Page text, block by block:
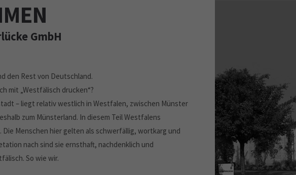
GmbH
den Rest von Deutschland.
mit „Westfälisch drucken“?
– liegt relativ westlich in Westfalen, zwischen Münster
zum Münsterland. In diesem Teil Westfalens
Menschen hier gelten als schwerfällig, wortkarg und
nach sind sie ernsthaft, nachdenklich und
So wie wir.